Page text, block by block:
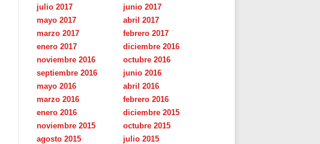
julio 2017
junio 2017
mayo 2017
abril 2017
marzo 2017
febrero 2017
enero 2017
diciembre 2016
noviembre 2016
octubre 2016
septiembre 2016
junio 2016
mayo 2016
abril 2016
marzo 2016
febrero 2016
enero 2016
diciembre 2015
noviembre 2015
octubre 2015
agosto 2015
julio 2015